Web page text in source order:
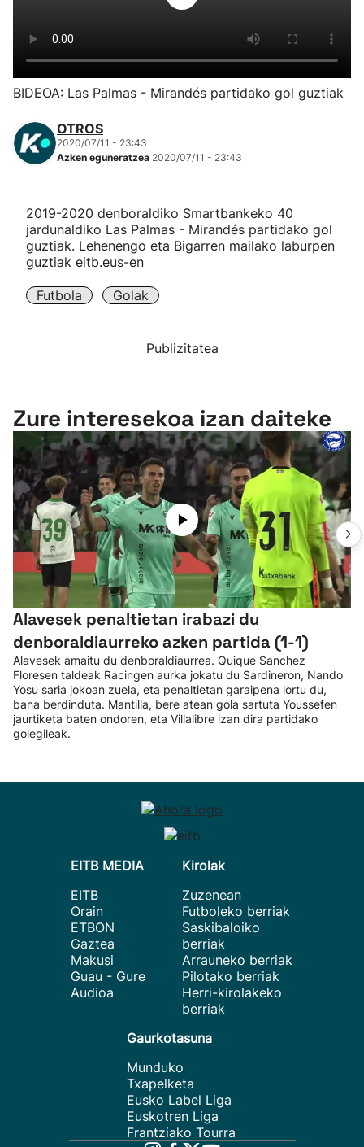
Atletismoa
Mendi-lasterketak
Kirol gehiago
"Helmuga"
BIDEOA: Las Palmas - Mirandés partidako gol guztiak
OTROS
2020/07/11 - 23:43
Azken eguneratzea 2020/07/11 - 23:43
2019-2020 denboraldiko Smartbankeko 40
jardunaldiko Las Palmas - Mirandés partidako gol
guztiak. Lehenengo eta Bigarren mailako laburpen
guztiak eitb.eus-en
Futbola Golak
Publizitatea
Zure interesekoa izan daiteke
Alavesek penaltietan irabazi du
denboraldiaurreko azken partida (1-1)
Alavesek amaitu du denboraldiaurrea. Quique Sanchez
Floresen taldeak Racingen aurka jokatu du Sardineron, Nando
Yosu saria jokoan zuela, eta penaltietan garaipena lortu du,
bana berdinduta. Mantilla, bere atean gola sartuta Youssefen
jaurtiketa baten ondoren, eta Villalibre izan dira partidako
golegileak.
EITB MEDIA
EITB
Orain
ETBON
Gaztea
Makusi
Guau - Gure
Audioa
Kirolak
Zuzenean
Futboleko berriak
Saskibaloiko
berriak
Arrauneko berriak
Pilotako berriak
Herri-kirolakeko
berriak
Gaurkotasuna
Munduko
Txapelketa
Eusko Label Liga
Euskotren Liga
Frantziako Tourra